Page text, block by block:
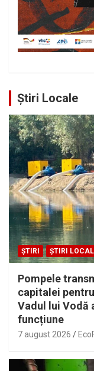
Știri Locale
ȘTIRI ȘTIRI
Pompele
capitalei
Vadul lui Vodă
funcțiune
7 august 2026